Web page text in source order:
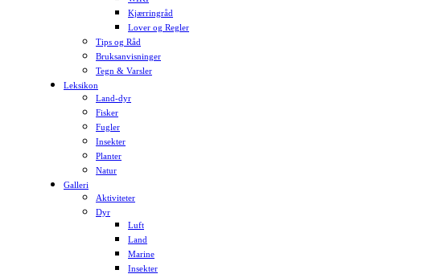
Kjærringråd
Lover og Regler
Tips og Råd
Bruksanvisninger
Tegn & Varsler
Leksikon
Land-dyr
Fisker
Fugler
Insekter
Planter
Natur
Galleri
Aktiviteter
Dyr
Luft
Land
Marine
Insekter